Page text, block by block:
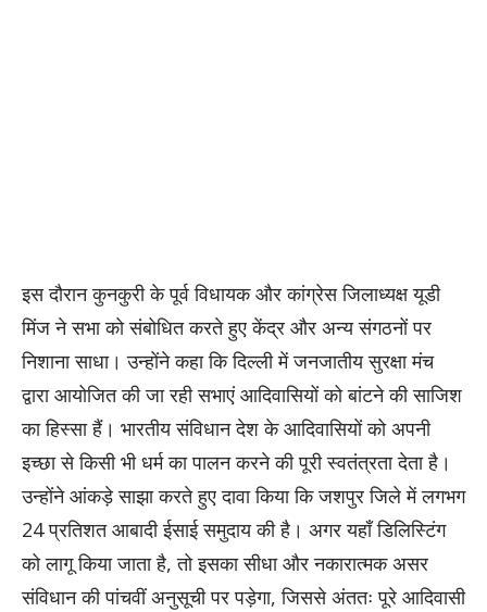
इस दौरान कुनकुरी के पूर्व विधायक और कांग्रेस जिलाध्यक्ष यूडी
मिंज ने सभा को संबोधित करते हुए केंद्र और अन्य संगठनों पर
निशाना साधा। उन्होंने कहा कि दिल्ली में जनजातीय सुरक्षा मंच
द्वारा आयोजित की जा रही सभाएं आदिवासियों को बांटने की साजिश
का हिस्सा हैं। भारतीय संविधान देश के आदिवासियों को अपनी
इच्छा से किसी भी धर्म का पालन करने की पूरी स्वतंत्रता देता है।
उन्होंने आंकड़े साझा करते हुए दावा किया कि जशपुर जिले में लगभग
24 प्रतिशत आबादी ईसाई समुदाय की है। अगर यहाँ डिलिस्टिंग
को लागू किया जाता है, तो इसका सीधा और नकारात्मक असर
संविधान की पांचवीं अनुसूची पर पड़ेगा, जिससे अंततः पूरे आदिवासी